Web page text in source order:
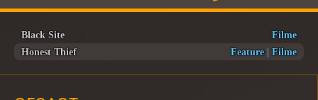
Black Site
Filme
Honest Thief
Feature| Filme